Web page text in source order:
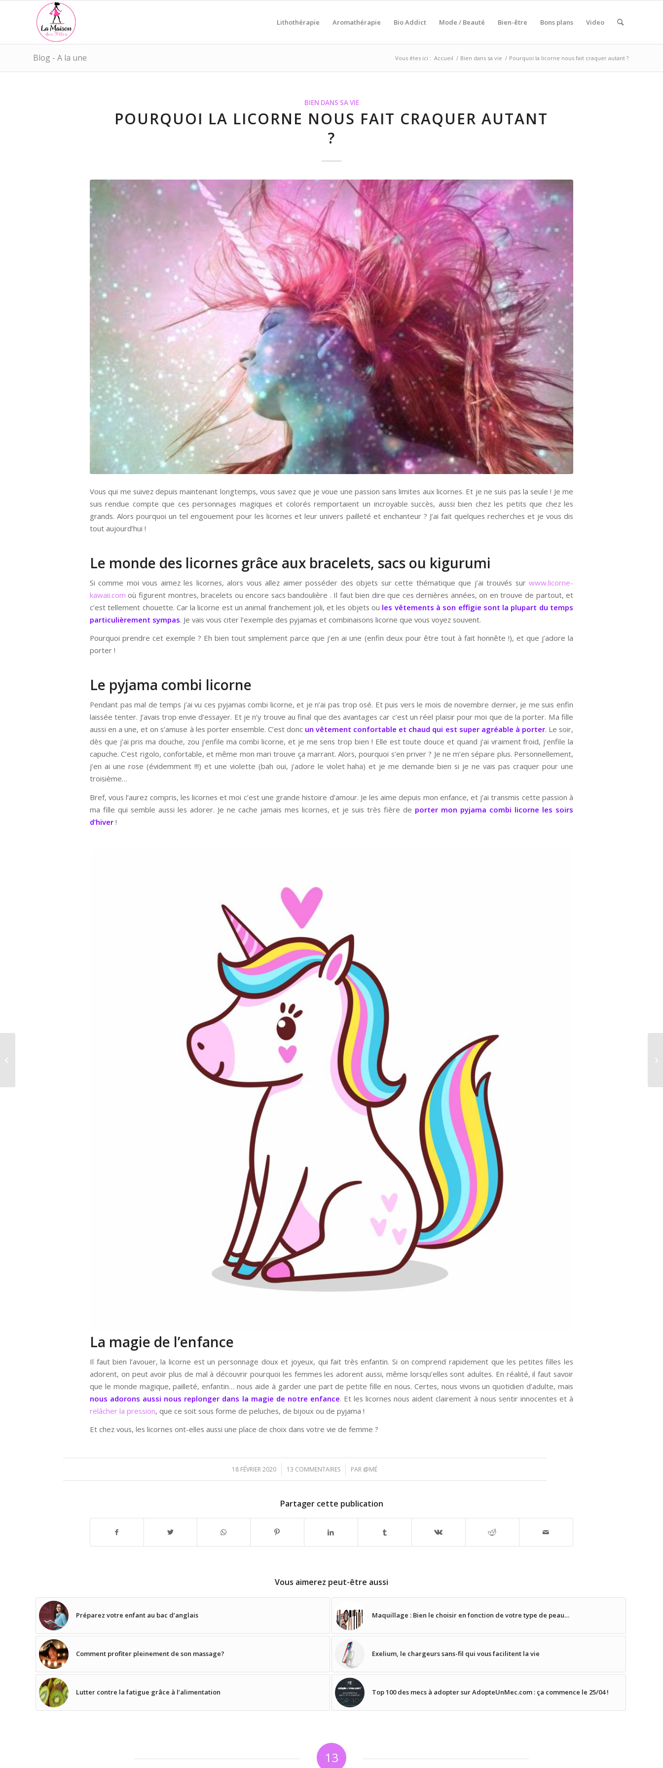
Lithothérapie Aromathérapie Bio Addict Mode / Beauté Bien-être Bons plans Video
Blog - A la une Vous êtes ici : Accueil / Bien dans sa vie / Pourquoi la licorne nous fait craquer autant ?
BIEN DANS SA VIE
POURQUOI LA LICORNE NOUS FAIT CRAQUER AUTANT
?
Vous qui me suivez depuis maintenant longtemps, vous savez que je voue une passion sans limites aux licornes. Et je ne suis pas la seule ! Je me
suis rendue compte que ces personnages magiques et colorés remportaient un incroyable succès, aussi bien chez les petits que chez les
grands. Alors pourquoi un tel engouement pour les licornes et leur univers pailleté et enchanteur ? J’ai fait quelques recherches et je vous dis
tout aujourd’hui !
Le monde des licornes grâce aux bracelets, sacs ou kigurumi
Si comme moi vous aimez les licornes, alors vous allez aimer posséder des objets sur cette thématique que j’ai trouvés surwww.licorne-
kawaii.com où figurent montres, bracelets ou encore sacs bandoulière . Il faut bien dire que ces dernières années, on en trouve de partout, et
c’est tellement chouette. Car la licorne est un animal franchement joli, et les objets ou les vêtements à son effigie sont la plupart du temps
particulièrement sympas. Je vais vous citer l’exemple des pyjamas et combinaisons licorne que vous voyez souvent.
Pourquoi prendre cet exemple ? Eh bien tout simplement parce que j’en ai une (enfin deux pour être tout à fait honnête !), et que j’adore la
porter !
Le pyjama combi licorne
Pendant pas mal de temps j’ai vu ces pyjamas combi licorne, et je n’ai pas trop osé. Et puis vers le mois de novembre dernier, je me suis enfin
laissée tenter. J’avais trop envie d’essayer. Et je n’y trouve au final que des avantages car c’est un réel plaisir pour moi que de la porter. Ma fille
aussi en a une, et on s’amuse à les porter ensemble. C’est donc un vêtement confortable et chaud qui est super agréable à porter. Le soir,
dès que j’ai pris ma douche, zou j’enfile ma combi licorne, et je me sens trop bien ! Elle est toute douce et quand j’ai vraiment froid, j’enfile la
capuche. C’est rigolo, confortable, et même mon mari trouve ça marrant. Alors, pourquoi s’en priver ? Je ne m’en sépare plus. Personnellement,
j’en ai une rose (évidemment !!!) et une violette (bah oui, j’adore le violet haha) et je me demande bien si je ne vais pas craquer pour une
troisième…
Bref, vous l’aurez compris, les licornes et moi c’est une grande histoire d’amour. Je les aime depuis mon enfance, et j’ai transmis cette passion à
ma fille qui semble aussi les adorer. Je ne cache jamais mes licornes, et je suis très fière de porter mon pyjama combi licorne les soirs
d’hiver!
La magie de l’enfance
Il faut bien l’avouer, la licorne est un personnage doux et joyeux, qui fait très enfantin. Si on comprend rapidement que les petites filles les
adorent, on peut avoir plus de mal à découvrir pourquoi les femmes les adorent aussi, même lorsqu’elles sont adultes. En réalité, il faut savoir
que le monde magique, pailleté, enfantin… nous aide à garder une part de petite fille en nous. Certes, nous vivons un quotidien d’adulte, mais
nous adorons aussi nous replonger dans la magie de notre enfance. Et les licornes nous aident clairement à nous sentir innocentes et à
relâcher la pression, que ce soit sous forme de peluches, de bijoux ou de pyjama !
Et chez vous, les licornes ont-elles aussi une place de choix dans votre vie de femme ?
18 FÉVRIER 2020
/ 13 COMMENTAIRES
/ PAR @MÉ
Partager cette publication
Vous aimerez peut-être aussi
Préparez votre enfant au bac d’anglais Maquillage : Bien le choisir en fonction de votre type de peau…
Comment profiter pleinement de son massage? Exelium, le chargeurs sans-fil qui vous facilitent la vie
Lutter contre la fatigue grâce à l’alimentation Top 100 des mecs à adopter sur AdopteUnMec.com : ça commence le 25/04 !
13